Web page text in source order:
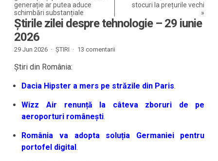
generație ar putea aduce
schimbări substanțiale
stocuri la prețurile vechi
»
Știrile zilei despre tehnologie – 29 iunie
2026
29 Jun 2026 · ȘTIRI · 13 comentarii
Știri din România:
Dacia Hipster a mers pe străzile din Paris.
Wizz Air renunță la câteva zboruri de pe
aeroporturi românești.
România va adopta soluția Germaniei pentru
portofel digital.